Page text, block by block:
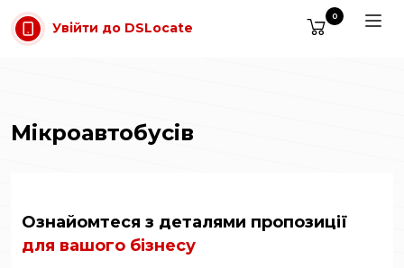
Перейти до основного вмісту
Увійти до DSLocate
0
Мікроавтобусів
Ознайомтеся з деталями пропозиції
для вашого бізнесу